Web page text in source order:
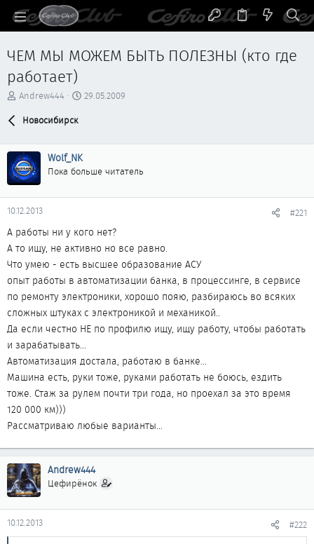
ЧЕМ МЫ МОЖЕМ БЫТЬ ПОЛЕЗНЫ (кто где
работает)
А
т
е
м
ы
Andrew444
Д
ч
л
29.05.2009
Новосибирск
Wolf_NK
Пока больше читатель
10.12.2013 #221
А работы ни у кого нет?
А то ищу, не активно но все равно.
Что умею - есть высшее образование АСУ
опыт работы в автоматизации банка, в процессинге, в сервисе
по ремонту электроники, хорошо пояю, разбираюсь во всяких
сложных штуках с электроникой и механикой..
Да если честно НЕ по профилю ищу, ищу работу, чтобы работать
и зарабатывать...
Автоматизация достала, работаю в банке...
Машина есть, руки тоже, руками работать не боюсь, ездить
тоже. Стаж за рулем почти три года, но проехал за это время
120 000 км)))
Рассматриваю любые варианты...
Andrew444
Цефирёнок
10.12.2013 #222